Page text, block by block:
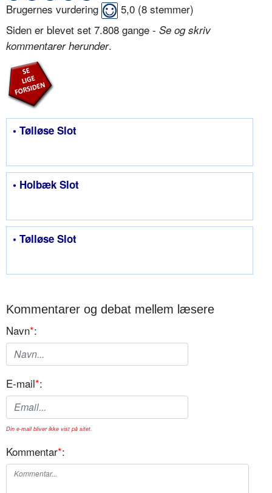
Brugernes vurdering 5,0 (8 stemmer)
Siden er blevet set 7.808 gange - Se og skriv
kommentarer herunder.
• Tølløse Slot
• Holbæk Slot
• Tølløse Slot
Kommentarer og debat mellem læsere
Navn*:
E-mail*:
Din e-mail bliver ikke vist på sitet.
Kommentar*: